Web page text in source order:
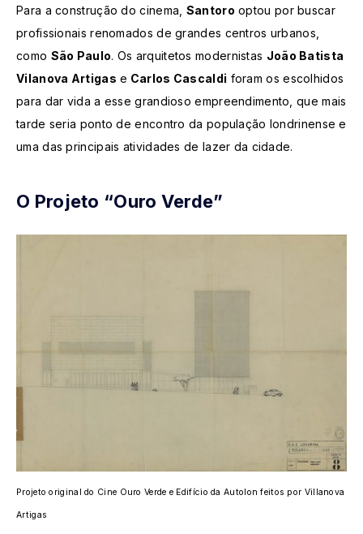
Para a construção do cinema, Santoro optou por buscar
profissionais renomados de grandes centros urbanos,
como São Paulo. Os arquitetos modernistas João Batista
Vilanova Artigas e Carlos Cascaldi foram os escolhidos
para dar vida a esse grandioso empreendimento, que mais
tarde seria ponto de encontro da população londrinense e
uma das principais atividades de lazer da cidade.
O Projeto “Ouro Verde”
Projeto original do Cine Ouro Verde e Edifício da Autolon feitos por Villanova
Artigas